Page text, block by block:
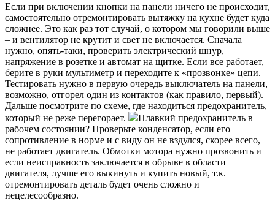
Если при включении кнопки на панели ничего не происходит,
самостоятельно отремонтировать вытяжку на кухне будет куда
сложнее. Это как раз тот случай, о котором мы говорили выше
– и вентилятор не крутит и свет не включается. Сначала
нужно, опять-таки, проверить электрический шнур,
напряжение в розетке и автомат на щитке. Если все работает,
берите в руки мультиметр и переходите к «прозвонке» цепи.
Тестировать нужно в первую очередь выключатель на панели,
возможно, отгорел один из контактов (как правило, первый).
Дальше посмотрите по схеме, где находиться предохранитель,
который не реже перегорает.
Плавкий предохранитель в
рабочем состоянии? Проверьте конденсатор, если его
сопротивление в норме и с виду он не вздулся, скорее всего,
не работает двигатель. Обмотки мотора нужно прозвонить и
если неисправность заключается в обрыве в области
двигателя, лучше его выкинуть и купить новый, т.к.
отремонтировать деталь будет очень сложно и
нецелесообразно.